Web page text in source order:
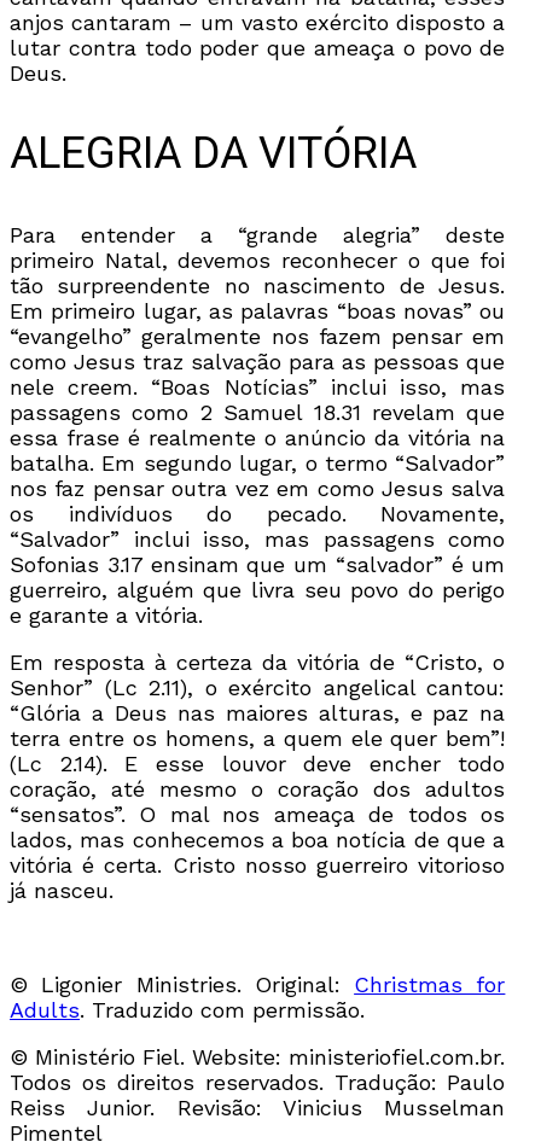
anjos cantaram – um vasto exército disposto a
lutar contra todo poder que ameaça o povo de
Deus.
ALEGRIA DA VITÓRIA
Para entender a “grande alegria” deste
primeiro Natal, devemos reconhecer o que foi
tão surpreendente no nascimento de Jesus.
Em primeiro lugar, as palavras “boas novas” ou
“evangelho” geralmente nos fazem pensar em
como Jesus traz salvação para as pessoas que
nele creem. “Boas Notícias” inclui isso, mas
passagens como 2 Samuel 18.31 revelam que
essa frase é realmente o anúncio da vitória na
batalha. Em segundo lugar, o termo “Salvador”
nos faz pensar outra vez em como Jesus salva
os indivíduos do pecado. Novamente,
“Salvador” inclui isso, mas passagens como
Sofonias 3.17 ensinam que um “salvador” é um
guerreiro, alguém que livra seu povo do perigo
e garante a vitória.
Em resposta à certeza da vitória de “Cristo, o
Senhor” (Lc 2.11), o exército angelical cantou:
“Glória a Deus nas maiores alturas, e paz na
terra entre os homens, a quem ele quer bem”!
(Lc 2.14). E esse louvor deve encher todo
coração, até mesmo o coração dos adultos
“sensatos”. O mal nos ameaça de todos os
lados, mas conhecemos a boa notícia de que a
vitória é certa. Cristo nosso guerreiro vitorioso
já nasceu.
© Ligonier Ministries. Original: Christmas for
Adults. Traduzido com permissão.
© Ministério Fiel. Website: ministeriofiel.com.br.
Todos os direitos reservados. Tradução: Paulo
Reiss Junior. Revisão: Vinicius Musselman
Pimentel